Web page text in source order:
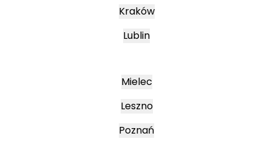
Kraków
Lublin
Mielec
Leszno
Poznań